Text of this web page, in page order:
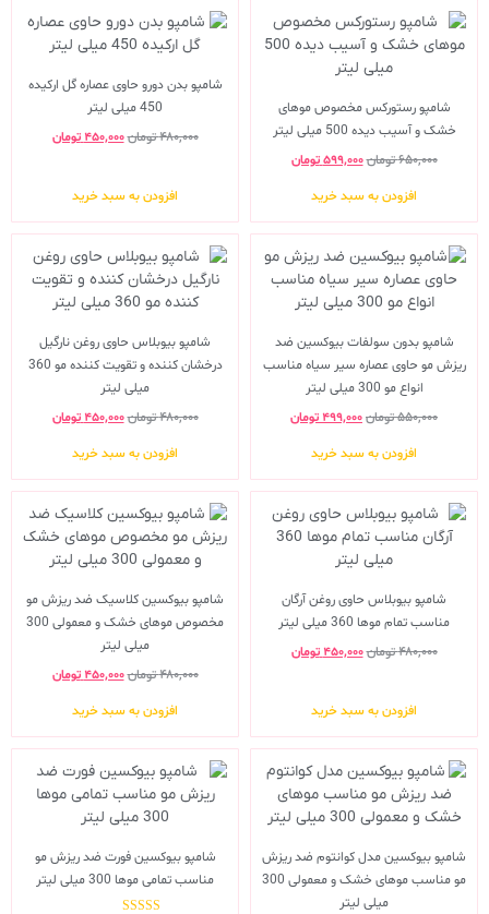
شامپو رستورکس مخصوص موهای
خشک و آسیب دیده 500 میلی لیتر
۶۵۰,۰۰۰تومان۵۹۹,۰۰۰تومان
افزودن به سبد خرید
شامپو بدن دورو حاوی عصاره گل ارکیده
450 میلی لیتر
۴۸۰,۰۰۰تومان۴۵۰,۰۰۰تومان
افزودن به سبد خرید
شامپو بدون سولفات بیوکسین ضد
ریزش مو حاوی عصاره سیر سیاه مناسب
انواع مو 300 میلی لیتر
۵۵۰,۰۰۰تومان۴۹۹,۰۰۰تومان
افزودن به سبد خرید
شامپو بیوبلاس حاوی روغن نارگیل
درخشان کننده و تقویت کننده مو 360
میلی لیتر
۴۸۰,۰۰۰تومان۴۵۰,۰۰۰تومان
افزودن به سبد خرید
شامپو بیوبلاس حاوی روغن آرگان
مناسب تمام موها 360 میلی لیتر
۴۸۰,۰۰۰تومان۴۵۰,۰۰۰تومان
افزودن به سبد خرید
شامپو بیوکسین کلاسیک ضد ریزش مو
مخصوص موهای خشک و معمولی 300
میلی لیتر
۴۸۰,۰۰۰تومان۴۵۰,۰۰۰تومان
افزودن به سبد خرید
شامپو بیوکسین مدل کوانتوم ضد ریزش
مو مناسب موهای خشک و معمولی 300
میلی لیتر
شامپو بیوکسین فورت ضد ریزش مو
مناسب تمامی موها 300 میلی لیتر